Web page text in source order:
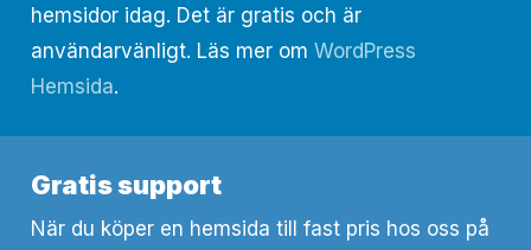
hemsidor idag. Det är gratis och är
användarvänligt. Läs mer om WordPress
Hemsida.
Gratis support
När du köper en hemsida till fast pris hos oss på